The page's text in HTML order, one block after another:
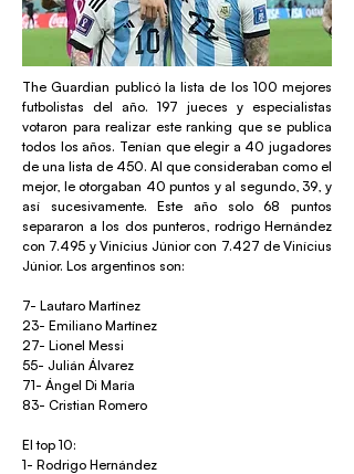
The Guardian publicó la lista de los 100 mejores
futbolistas del año. 197 jueces y especialistas
votaron para realizar este ranking que se publica
todos los años. Tenían que elegir a 40 jugadores
de una lista de 450. Al que consideraban como el
mejor, le otorgaban 40 puntos y al segundo, 39, y
así sucesivamente. Este año solo 68 puntos
separaron a los dos punteros, rodrigo Hernández
con 7.495 y Vinícius Júnior con 7.427 de Vinícius
Júnior. Los argentinos son:
7- Lautaro Martínez
23- Emiliano Martínez
27- Lionel Messi
55- Julián Álvarez
71- Ángel Di María
83- Cristian Romero
El top 10:
1- Rodrigo Hernández